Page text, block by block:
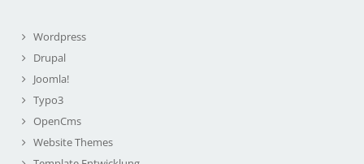
Wordpress
Drupal
Joomla!
Typo3
OpenCms
Website Themes